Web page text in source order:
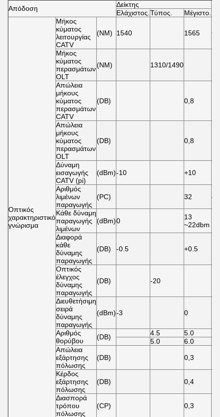
Απόδοση Δείκτης
Ελάχιστος.Τύπος. Μέγιστο.
Οπτικός
χαρακτηριστικό
γνώρισμα
Μήκος
κύματος
λειτουργίας
CATV
(NM) 1540 1565
Μήκος
κύματος
περασμάτων
OLT
(NM) 1310/1490
Απώλεια
μήκους
κύματος
περασμάτων
CATV
(DB) 0,8
Απώλεια
μήκους
κύματος
περασμάτων
OLT
(DB) 0,8
Δύναμη
εισαγωγής
CATV (pi)
(dBm)-10 +10
Αριθμός
λιμένων
παραγωγής
(PC) 32 4/
Κάθε δύναμη
παραγωγής
λιμένων
(dBm)0
13
~22dbm
Διαφορά
κάθε
δύναμης
παραγωγής
(DB) -0.5 +0.5
Οπτικός
έλεγχος
δύναμης
παραγωγής
(DB) -20
Διευθετήσιμη
σειρά
δύναμης
παραγωγής
(dBm)-3 0
Αριθμός
θορύβου
(DB) 4.5
5.0
5.0
6.0
Απώλεια
εξάρτησης
πόλωσης
(DB) 0,3
Κέρδος
εξάρτησης
πόλωσης
(DB) 0,4
Διασπορά
τρόπου
πόλωσης
(CP) 0,3